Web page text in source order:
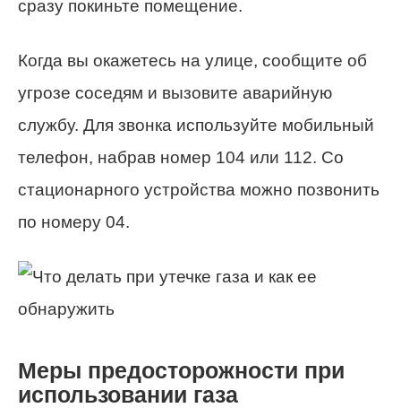
сразу покиньте помещение.
Когда вы окажетесь на улице, сообщите об
угрозе соседям и вызовите аварийную
службу. Для звонка используйте мобильный
телефон, набрав номер 104 или 112. Со
стационарного устройства можно позвонить
по номеру 04.
Меры предосторожности при
использовании газа